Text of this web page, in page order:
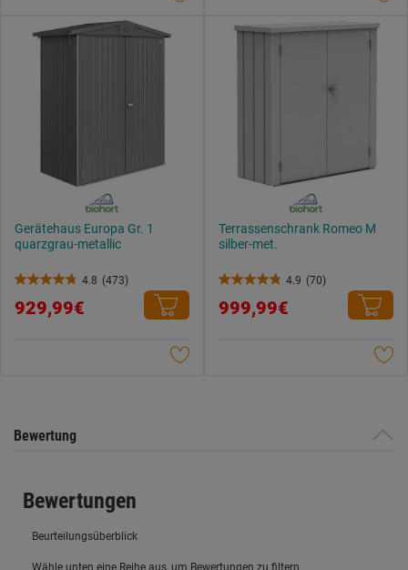
Bewertungen
Bewertungen
Gerätehaus Europa Gr. 1
quarzgrau-metallic
4.8 (473)
4.8
von
929,99€
Terrassenschrank Romeo M
silber-met.
4.9 (70)
4.9
von
999,99€
Bewertung